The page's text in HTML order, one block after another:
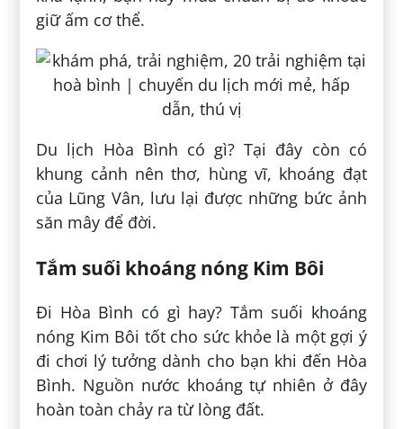
giữ ấm cơ thể.
Du lịch Hòa Bình có gì? Tại đây còn có
khung cảnh nên thơ, hùng vĩ, khoáng đạt
của Lũng Vân, lưu lại được những bức ảnh
săn mây để đời.
Tắm suối khoáng nóng Kim Bôi
Đi Hòa Bình có gì hay? Tắm suối khoáng
nóng Kim Bôi tốt cho sức khỏe là một gợi ý
đi chơi lý tưởng dành cho bạn khi đến Hòa
Bình. Nguồn nước khoáng tự nhiên ở đây
hoàn toàn chảy ra từ lòng đất.